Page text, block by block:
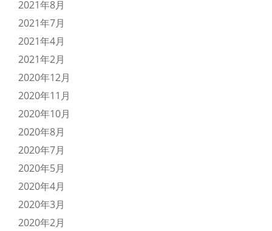
2021年8月
2021年7月
2021年4月
2021年2月
2020年12月
2020年11月
2020年10月
2020年8月
2020年7月
2020年5月
2020年4月
2020年3月
2020年2月